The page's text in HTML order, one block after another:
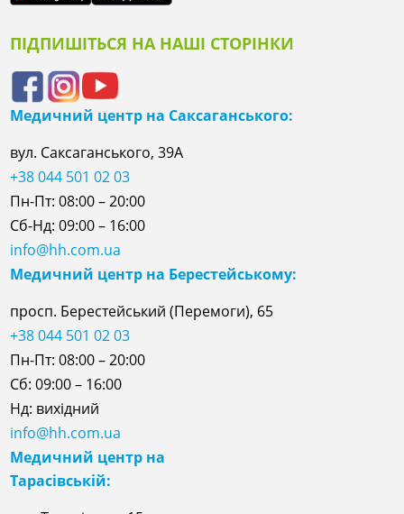
ПІДПИШІТЬСЯ НА НАШІ СТОРІНКИ
Медичний центр на Саксаганського:
вул. Саксаганського, 39А
+38 044 501 02 03
Пн-Пт: 08:00 – 20:00
Сб-Нд: 09:00 – 16:00
info@hh.com.ua
Медичний центр на Берестейському:
просп. Берестейський (Перемоги), 65
+38 044 501 02 03
Пн-Пт: 08:00 – 20:00
Сб: 09:00 – 16:00
Нд: вихідний
info@hh.com.ua
Медичний центр на
Тарасівській: